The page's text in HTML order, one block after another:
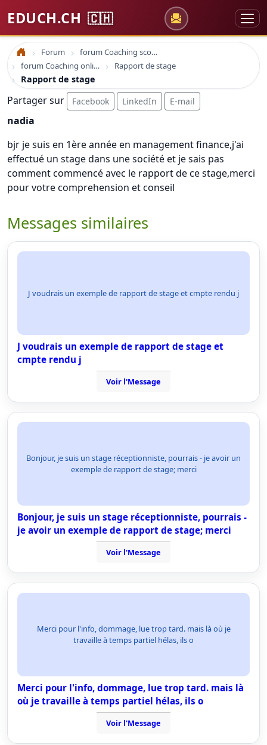
EDUCH.CH 🇨🇭
Accueil Forum
forum Coaching scolaire
forum Coaching online formation professionelle emploi education
Rapport de stage
Rapport de stage
Partager sur Facebook LinkedIn E-mail
nadia
bjr je suis en 1ère année en management finance,j'ai
effectué un stage dans une société et je sais pas
comment commencé avec le rapport de ce stage,merci
pour votre comprehension et conseil
Messages similaires
J voudrais un exemple de rapport de stage et cmpte rendu j
J voudrais un exemple de rapport de stage et
cmpte rendu j
Voir l'Message
Bonjour, je suis un stage réceptionniste, pourrais - je avoir un
exemple de rapport de stage; merci
Bonjour, je suis un stage réceptionniste, pourrais -
je avoir un exemple de rapport de stage; merci
Voir l'Message
Merci pour l'info, dommage, lue trop tard. mais là où je
travaille à temps partiel hélas, ils o
Merci pour l'info, dommage, lue trop tard. mais là
où je travaille à temps partiel hélas, ils o
Voir l'Message